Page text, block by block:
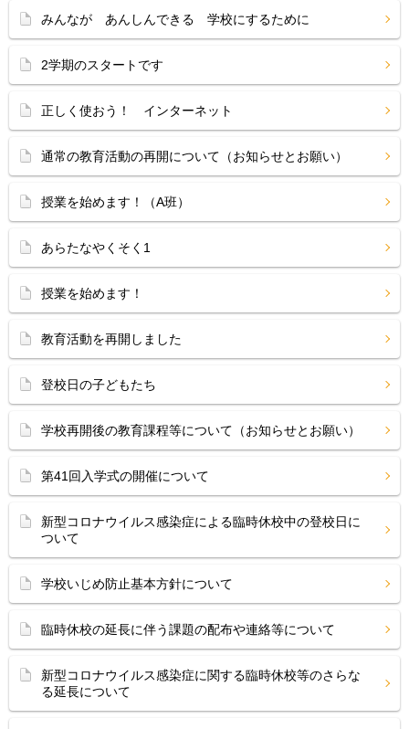
みんなが あんしんできる 学校にするために
2学期のスタートです
正しく使おう！ インターネット
通常の教育活動の再開について（お知らせとお願い）
授業を始めます！（A班）
あらたなやくそく1
授業を始めます！
教育活動を再開しました
登校日の子どもたち
学校再開後の教育課程等について（お知らせとお願い）
第41回入学式の開催について
新型コロナウイルス感染症による臨時休校中の登校日に
ついて
学校いじめ防止基本方針について
臨時休校の延長に伴う課題の配布や連絡等について
新型コロナウイルス感染症に関する臨時休校等のさらな
る延長について